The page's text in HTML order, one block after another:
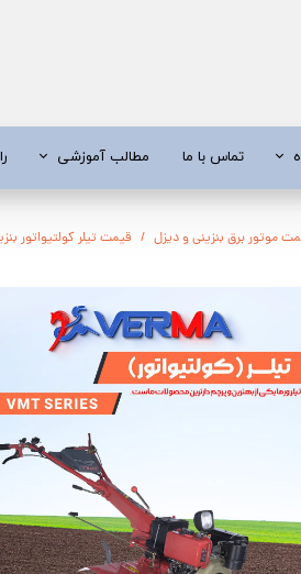
و دستگاه تصفیه آب
ابزار و قطعات
پمپ آب
شناور چاه عمیق
تماس با ما مطالب آموزشی
تیلر
شناور چاه عمیق
اره زنجیری
کفکش و لجن کش
پمپ آب خانگی
ابزار و قطعات
کارواش
موتور تک
موتور برق بنزینی و دیزل قیمت تیلر کولتیواتور